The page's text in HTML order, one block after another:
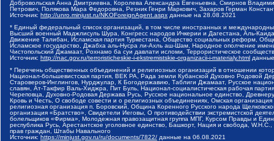
Добровольская Анна Дмитриевна, Королева Александра Евгеньевна, Смирнов
Петрович, Полякова Мара Федоровна, Резник Генри Маркович, Захаров Герман
Источник: http://unro.minjust.ru/NKOForeignAgent.aspx данные на 28.08.2021
* Единый федеральный список организаций, в том числе иностранных и
Высший военный Маджлисуль Шура, Конгресс народов Ичкерии и Дагестана, Аль-
Движение Талибан, Исламская партия Туркестана, Общество социальных реформ,
Исламское государство, Джабха аль-Нусра ли-Ахль аш-Шам, Народное ополчение
Чистопольский Джамаат, Рохнамо ба суи давлати исломи, Террористическое
Источник: http://nac.gov.ru/terroristicheskie-i-ekstremistskie-organizacii-i-materialy.html
* Перечень общественных объединений и религиозных организаций в отношении
Национал-большевистская партия, ВЕК РА, Рада земли Кубанской Духовно Родовой
Староверов-Инглингов, Нурджулар, К Богодержавию, Таблиги Джамаат, Русское
славян, Ат-Такфир Валь-Хиджра, Пит Буль, Национал-социалистическая рабочая
Череповца, Духовно-Родовая Держава Русь, Русское национальное единство,
Кровь и Честь, О свободе совести и о религиозных объединениях, Омская
религиозная организация п. Боровский, Община Коренного Русского народа
организация «Братство», Свидетели Иеговы, О противодействии экстремистской
болельщиков «Фирма», Молодежная правозащитная группа МПГ, Курсом Правды и
республика Русь, Арестантское уголовное единство, Башкорт, Нация и свобода,
прав граждан, Штабы Навального
Источник: https://minjust.gov.ru/ru/documents/7822/ данные на 06.08.2021